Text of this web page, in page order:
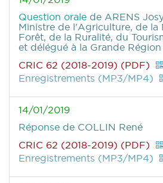
Question orale de ARENS
Ministre de l'Agriculture, de la
Forêt, de la Ruralité, du
et délégué à la Grande Région
CRIC 62 (2018-2019) (PDF)
Enregistrements (MP3/MP4)
14/01/2019
Réponse de COLLIN René
CRIC 62 (2018-2019) (PDF)
Enregistrements (MP3/MP4)